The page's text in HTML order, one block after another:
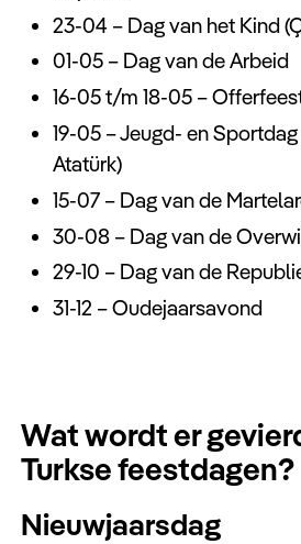
23-04 – Dag van het Kind
01-05 – Dag van de Arbeid
16-05 t/m 18-05 –
19-05 – Jeugd- en
Atatürk)
15-07 – Dag van de
30-08 – Dag van de
29-10 – Dag van de
31-12 – Oudejaarsavond
Wat wordt er
Turkse feestdagen?
Nieuwjaarsdag